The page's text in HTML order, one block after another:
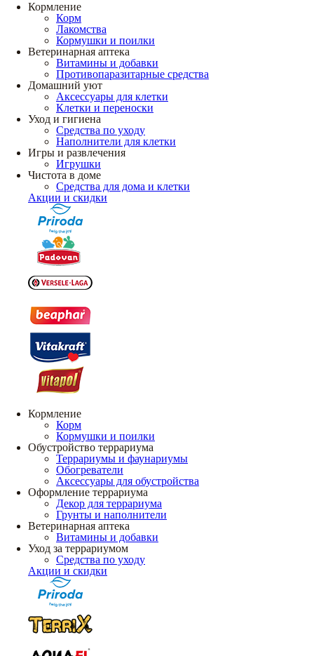
Кормление
Корм
Лакомства
Кормушки и поилки
Ветеринарная аптека
Витамины и добавки
Противопаразитарные средства
Домашний уют
Аксессуары для клетки
Клетки и переноски
Уход и гигиена
Средства по уходу
Наполнители для клетки
Игры и развлечения
Игрушки
Чистота в доме
Средства для дома и клетки
Акции и скидки
Кормление
Корм
Кормушки и поилки
Обустройство террариума
Террариумы и фаунариумы
Обогреватели
Аксессуары для обустройства
Оформление террариума
Декор для террариума
Грунты и наполнители
Ветеринарная аптека
Витамины и добавки
Уход за террариумом
Средства по уходу
Акции и скидки